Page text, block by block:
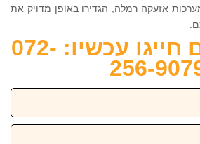
אזעקה רמלה, הגדירו באופן מדויק את
לייעוץ חינם חייגו עכשיו: 072-
256-